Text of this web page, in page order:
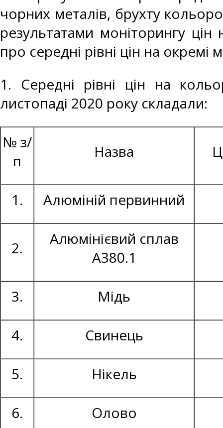
чорних металів, брухту
результатами моніторингу
про середні рівні цін на окремі
1. Середні рівні цін на
листопаді 2020 року складали:
№ з/
п
Назва
1. Алюміній первинний
2.
Алюмінієвий сплав
А380.1
3. Мідь
4. Свинець
5. Нікель
6. Олово